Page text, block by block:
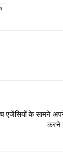
एजेंसियों के सामने
करने